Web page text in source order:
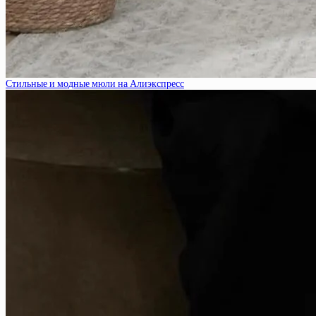
Стильные и модные мюли на Алиэкспресс